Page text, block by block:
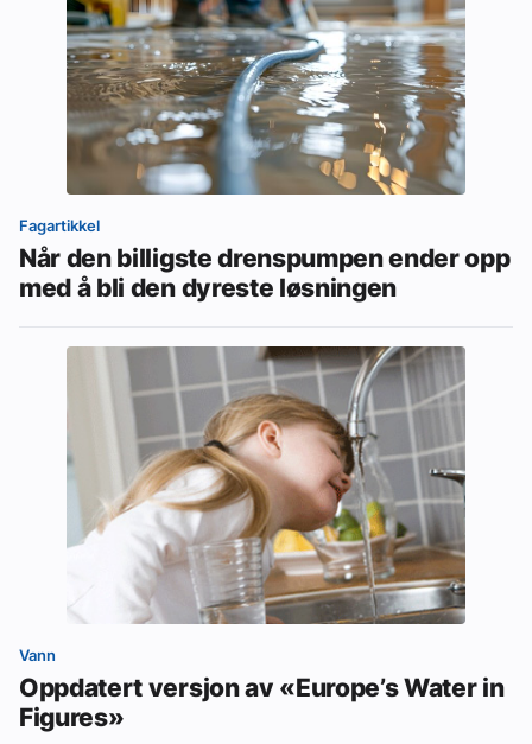
Fagartikkel
Når den billigste drenspumpen ender opp
med å bli den dyreste løsningen
Vann
Oppdatert versjon av «Europe’s Water in
Figures»